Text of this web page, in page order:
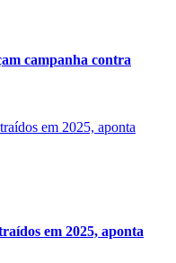
campanha contra
em 2025, aponta